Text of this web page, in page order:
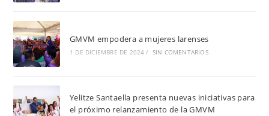
GMVM empodera a mujeres larenses
1 DE DICIEMBRE DE 2024 / SIN COMENTARIOS
Yelitze Santaella presenta nuevas iniciativas para
el próximo relanzamiento de la GMVM